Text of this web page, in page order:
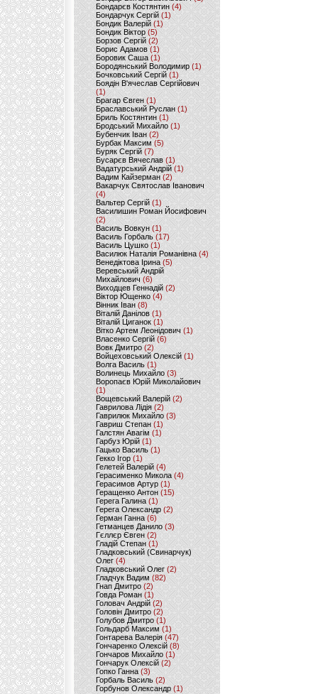
Бондарєв Костянтин (4)
Бондарчук Сергій(1)
Бондик Валерій (1)
Бондик Віктор(5)
Борзов Сергiй (2)
Борис Адамов(1)
Боровик Саша (1)
Бородянський Володимир (1)
Бочковський Сергій (1)
Боядін В'ячеслав Сергійович
(1)
Брагар Євген (1)
Браславський Руслан (1)
Бриль Костянтин (1)
Бродський Михайло (1)
Бубенчик Іван(2)
Бурбак Максим (5)
Буряк Сергій (7)
Бусарєв Вячеслав (1)
Вадатурський Андрій (1)
Вадим Кайзерман (2)
Вакарчук Святослав Іванович
(4)
Вальтер Сергій (1)
Василишин Роман Йосифович
(2)
Василь Вовкун (1)
Василь Горбаль (17)
Василь Цушко (1)
Василюк Наталія Романівна (4)
Венедіктова Ірина(5)
Веревський Андрій
Михайлович (6)
Виходцев Геннадій (2)
Віктор Ющенко (4)
Вінник Іван (8)
Віталій Данілов (1)
Віталій Циганок (1)
Вітко Артем Леонідович(1)
Власенко Сергій (6)
Вовк Дмитро(2)
Войцеховський Олексій(1)
Волга Василь (1)
Волинець Михайло (3)
Воропаєв Юрій Миколайович
(1)
Вощевський Валерій(2)
Гаврилова Лідія (2)
Гаврилюк Михайло (3)
Гавриш Степан (1)
Галстян Авагім (1)
Гарбуз Юрій (1)
Гацько Василь (1)
Гекко Ігор(1)
Гелетей Валерій (4)
Герасименко Микола (4)
Герасимов Артур (1)
Геращенко Антон(15)
Герега Галина (1)
Герега Олександр (2)
Герман Ганна (6)
Гетманцев Данило (3)
Гєллєр Євген (2)
Гладій Степан(1)
Гладковський (Свинарчук)
Олег (4)
Гладковський Олег (2)
Гладчук Вадим (82)
Гнап Дмитро (2)
Говда Роман(1)
Головач Андрій (2)
Головін Дмитро (2)
Голубов Дмитро (1)
Гольдарб Максим(1)
Гонтарева Валерія (47)
Гончаренко Олексій(8)
Гончаров Михайло (1)
Гончарук Олексій (2)
Гопко Ганна (3)
Горбаль Василь (2)
Горбунов Олександр (1)